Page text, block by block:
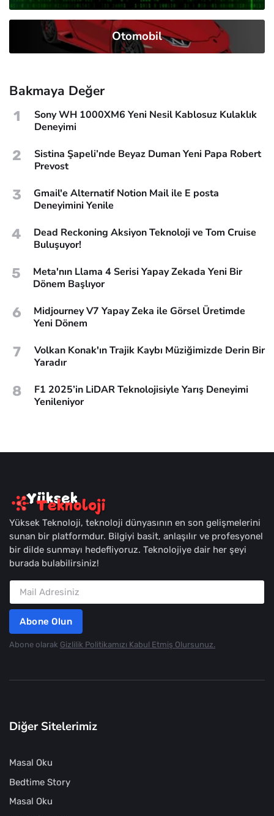
Otomobil
Bakmaya Değer
1
Sony WH 1000XM6 Yeni Nesil Kablosuz Kulaklık
Deneyimi
2
Sistina Şapeli’nde Beyaz Duman Yeni Papa Robert
Prevost
3
Gmail'e Alternatif Notion Mail ile E posta
Deneyimini Yenile
4
Dead Reckoning Aksiyon Teknoloji ve Tom Cruise
Buluşuyor!
5
Meta'nın Llama 4 Serisi Yapay Zekada Yeni Bir
Dönem Başlıyor
6
Midjourney V7 Yapay Zeka ile Görsel Üretimde
Yeni Dönem
7
Volkan Konak'ın Trajik Kaybı Müziğimizde Derin Bir
Yaradır
8
F1 2025’in LiDAR Teknolojisiyle Yarış Deneyimi
Yenileniyor
Yüksek Teknoloji, teknoloji dünyasının en son gelişmelerini
sunan bir platformdur. Bilgiyi basit, anlaşılır ve profesyonel
bir dilde sunmayı hedefliyoruz. Teknolojiye dair her şeyi
burada bulabilirsiniz!
Abone Olun
Abone olarak Gizlilik Politikamızı Kabul Etmiş Olursunuz.
Diğer Sitelerimiz
Masal Oku
Bedtime Story
Masal Oku